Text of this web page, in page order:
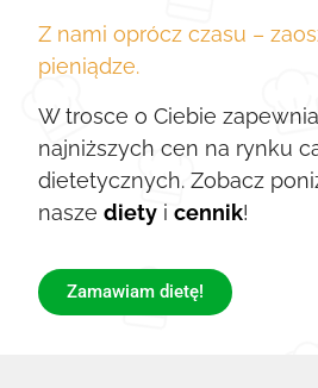
Z nami oprócz czasu –
pieniądze.
W trosce o Ciebie
najniższych cen na rynku
dietetycznych. Zobacz
naszediety icennik!
Zamawiam dietę!